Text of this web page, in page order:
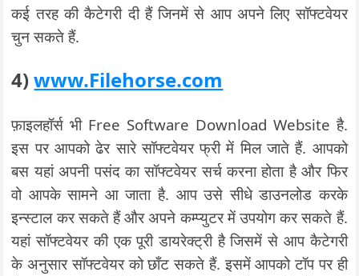
कई तरह की कैटेगरी दी हैं जिनमें से आप अपने लिए सॉफ्टवेयर
चुन सकते हैं.
4)www.Filehorse.com
फ़ाइलहॉर्स भी Free Software Download Website है.
इस पर आपको ढेर सारे सॉफ्टवेयर फ्री में मिल जाते हैं. आपको
बस यहां अपनी पसंद का सॉफ्टवेयर सर्च करना होता है और फिर
वो आपके सामने आ जाता है. आप उसे सीधे डाउनलोड करके
इन्स्टाल कर सकते हैं और अपने कम्प्युटर में उपयोग कर सकते हैं.
यहां सॉफ्टवेयर की एक पूरी डायरेक्ट्री है जिसमें से आप कैटेगरी
के अनुसार सॉफ्टवेयर को छाँट सकते हैं. इसमें आपको टॉप पर ही